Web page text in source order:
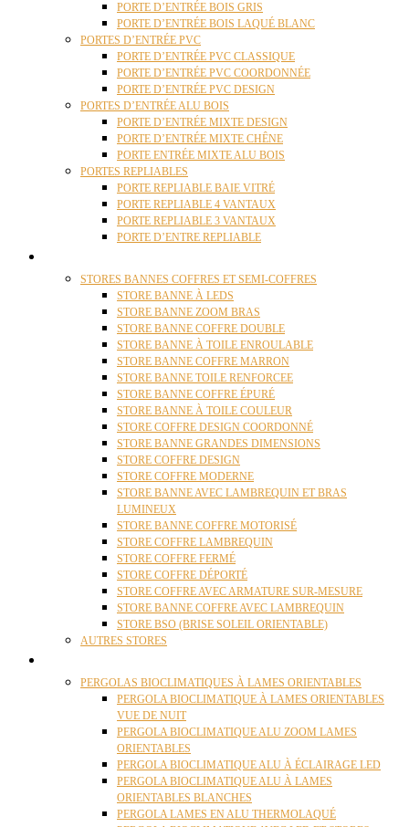
PORTE D’ENTRÉE BOIS GRIS
PORTE D’ENTRÉE BOIS LAQUÉ BLANC
PORTES D’ENTRÉE PVC
PORTE D’ENTRÉE PVC CLASSIQUE
PORTE D’ENTRÉE PVC COORDONNÉE
PORTE D’ENTRÉE PVC DESIGN
PORTES D’ENTRÉE ALU BOIS
PORTE D’ENTRÉE MIXTE DESIGN
PORTE D’ENTRÉE MIXTE CHÊNE
PORTE ENTRÉE MIXTE ALU BOIS
PORTES REPLIABLES
PORTE REPLIABLE BAIE VITRÉ
PORTE REPLIABLE 4 VANTAUX
PORTE REPLIABLE 3 VANTAUX
PORTE D’ENTRE REPLIABLE
STORES BANNES COFFRES ET SEMI-COFFRES
STORE BANNE À LEDS
STORE BANNE ZOOM BRAS
STORE BANNE COFFRE DOUBLE
STORE BANNE À TOILE ENROULABLE
STORE BANNE COFFRE MARRON
STORE BANNE TOILE RENFORCEE
STORE BANNE COFFRE ÉPURÉ
STORE BANNE À TOILE COULEUR
STORE COFFRE DESIGN COORDONNÉ
STORE BANNE GRANDES DIMENSIONS
STORE COFFRE DESIGN
STORE COFFRE MODERNE
STORE BANNE AVEC LAMBREQUIN ET BRAS
LUMINEUX
STORE BANNE COFFRE MOTORISÉ
STORE COFFRE LAMBREQUIN
STORE COFFRE FERMÉ
STORE COFFRE DÉPORTÉ
STORE COFFRE AVEC ARMATURE SUR-MESURE
STORE BANNE COFFRE AVEC LAMBREQUIN
STORE BSO (BRISE SOLEIL ORIENTABLE)
AUTRES STORES
PERGOLAS BIOCLIMATIQUES À LAMES ORIENTABLES
PERGOLA BIOCLIMATIQUE À LAMES ORIENTABLES
VUE DE NUIT
PERGOLA BIOCLIMATIQUE ALU ZOOM LAMES
ORIENTABLES
PERGOLA BIOCLIMATIQUE ALU À ÉCLAIRAGE LED
PERGOLA BIOCLIMATIQUE ALU À LAMES
ORIENTABLES BLANCHES
PERGOLA LAMES EN ALU THERMOLAQUÉ